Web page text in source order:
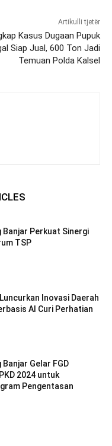
Artikulli tjetër
Kasus Dugaan Pupuk
Siap Jual, 600 Ton Jadi
Temuan Polda Kalsel
Banjar Perkuat Sinergi
TSP
Inovasi Daerah
AI Curi Perhatian
Gelar FGD
2024 untuk
Pengentasan